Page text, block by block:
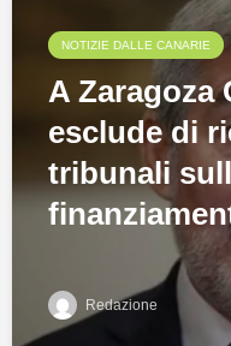
NOTIZIE DALLE CANARIE
A Zaragoza
esclude di
tribunali
Redazione